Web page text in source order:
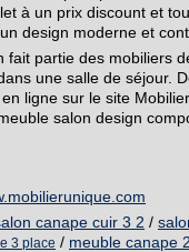
à un prix discount et
design moderne et
fait partie des mobiliers
une salle de séjour.
ligne sur le site
salon design
canape cuir 3 2 /
3 place / meuble canape